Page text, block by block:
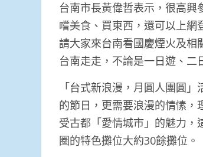
台南市長黃偉哲表示，很高興
嚐美食、買東西，還可以上
請大家來台南看國慶煙火及相
台南走走，不論是一日遊、二
「台式新浪漫，月圓人團圓
的節日，更需要浪漫的情愫
受古都「愛情城市」的魅力
圈的特色攤位大約30餘攤位。